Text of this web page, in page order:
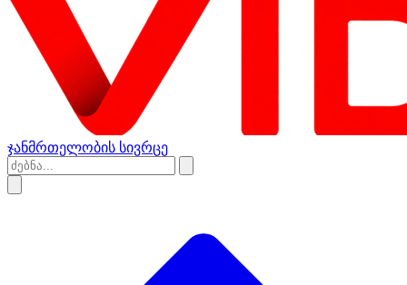
ჯანმრთელობის სივრცე